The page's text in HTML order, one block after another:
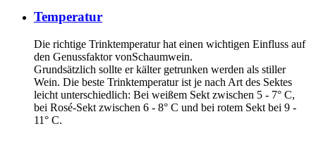
Temperatur
Die richtige Trinktemperatur hat einen wichtigen Einfluss auf
den Genussfaktor vonSchaumwein.
Grundsätzlich sollte er kälter getrunken werden als stiller
Wein. Die beste Trinktemperatur ist je nach Art des Sektes
leicht unterschiedlich: Bei weißem Sekt zwischen 5 - 7° C,
bei Rosé-Sekt zwischen 6 - 8° C und bei rotem Sekt bei 9 -
11° C.